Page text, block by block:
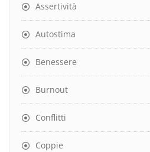
Assertività
Autostima
Benessere
Burnout
Conflitti
Coppie